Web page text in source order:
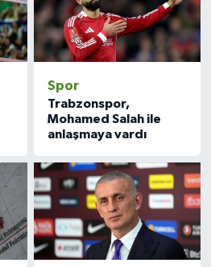
Spor
Trabzonspor,
Mohamed Salah ile
anlaşmaya vardı